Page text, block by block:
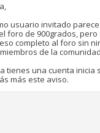
usuario invitado
foro de 900grados,
completo al foro sin
de la
tienes una cuenta
más este aviso.